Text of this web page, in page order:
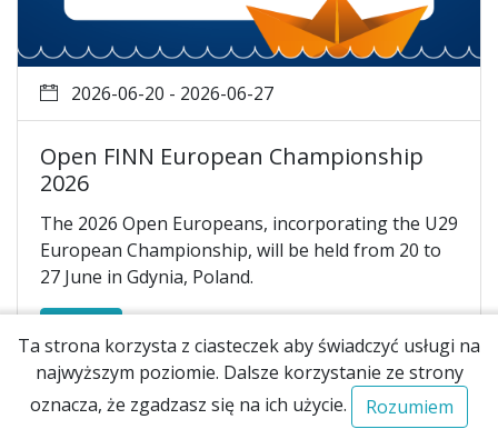
2026-06-20 - 2026-06-27
Open FINN European Championship
2026
The 2026 Open Europeans, incorporating the U29
European Championship, will be held from 20 to
27 June in Gdynia, Poland.
2019 - 2026 © Copyright • Organizatorem regat jestPolski Związek
Ta strona korzysta z ciasteczek aby świadczyć usługi na
najwyższym poziomie. Dalsze korzystanie ze strony
oznacza, że zgadzasz się na ich użycie.
Rozumiem